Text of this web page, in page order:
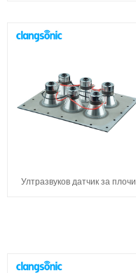
Ултразвуков датчик за плочи